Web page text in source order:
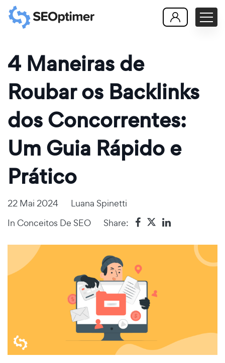
4 Maneiras de
Roubar os Backlinks
dos Concorrentes:
Um Guia Rápido e
Prático
22 Mai 2024
Luana Spinetti
In Conceitos De SEO Share: